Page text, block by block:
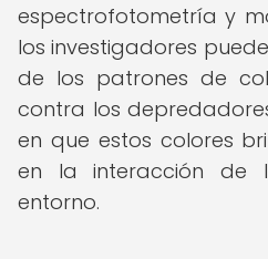
espectrofotometría y
los investigadores
de los patrones de
contra los
en que estos colores
en la interacción de
entorno.